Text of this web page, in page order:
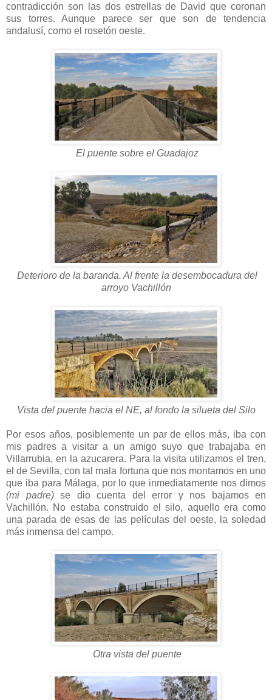
contradicción son las dos estrellas de David que coronan
sus torres. Aunque parece ser que son de tendencia
andalusí, como el rosetón oeste.
El puente sobre el Guadajoz
Deterioro de la baranda. Al frente la desembocadura del
arroyo Vachillón
Vista del puente hacia el NE, al fondo la silueta del Silo
Por esos años, posiblemente un par de ellos más, iba con
mis padres a visitar a un amigo suyo que trabajaba en
Villarrubia, en la azucarera. Para la visita utilizamos el tren,
el de Sevilla, con tal mala fortuna que nos montamos en uno
que iba para Málaga, por lo que inmediatamente nos dimos
(mi padre)se dio cuenta del error y nos bajamos en
Vachillón. No estaba construido el silo, aquello era como
una parada de esas de las películas del oeste, la soledad
más inmensa del campo.
Otra vista del puente